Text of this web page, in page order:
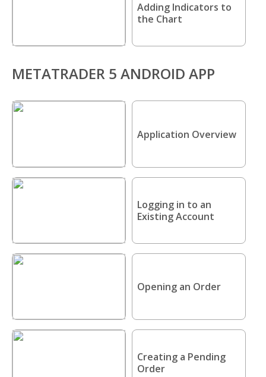
Adding Indicators to
the Chart
METATRADER 5 ANDROID APP
Application Overview
Logging in to an
Existing Account
Opening an Order
Creating a Pending
Order